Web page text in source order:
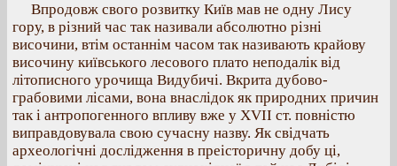
Впродовж свого розвитку Київ мав не одну Лису
гору, в різний час так називали абсолютно різні
височини, втім останнім часом так називають крайову
височину київського лесового плато неподалік від
літописного урочища Видубичі. Вкрита дубово-
грабовими лісами, вона внаслідок як природних причин
так і антропогенного впливу вже у ХVII ст. повністю
виправдовувала свою сучасну назву. Як свідчать
археологічні дослідження в преісторичну добу ці,